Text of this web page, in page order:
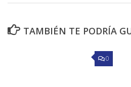
TAMBIÉN TE PODRÍA
0